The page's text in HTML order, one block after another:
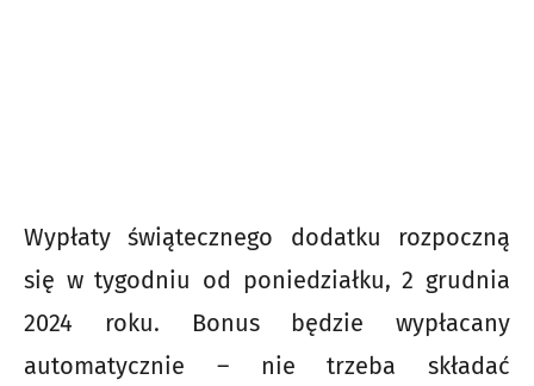
Wypłaty świątecznego dodatku rozpoczną
się w tygodniu od poniedziałku, 2 grudnia
2024 roku. Bonus będzie wypłacany
automatycznie – nie trzeba składać